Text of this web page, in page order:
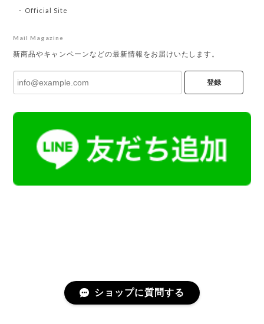
Official Site
Mail Magazine
新商品やキャンペーンなどの最新情報をお届けいたします。
登録
ショップに質問する